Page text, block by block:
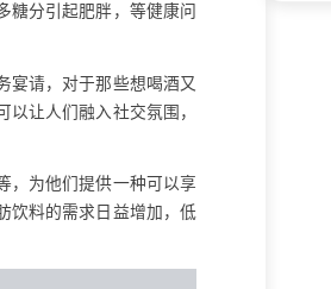
糖分引起肥胖，等健康问
宴请，对于那些想喝酒又
让人们融入社交氛围，
，为他们提供一种可以享
饮料的需求日益增加，低